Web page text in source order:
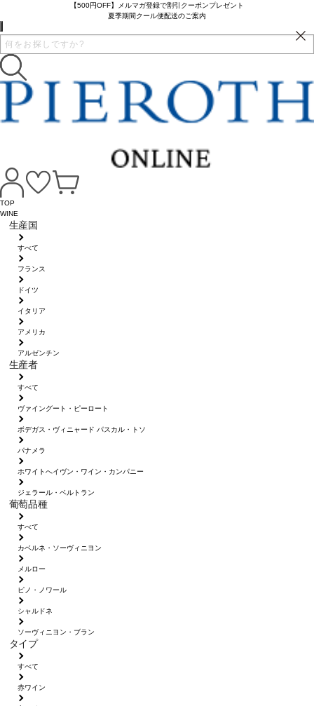
【500円OFF】メルマガ登録で割引クーポンプレゼント
夏季期間クール便配送のご案内
TOP
WINE
生産国
すべて
フランス
ドイツ
イタリア
アメリカ
アルゼンチン
生産者
すべて
ヴァイングート・ピーロート
ボデガス・ヴィニャード パスカル・トソ
パナメラ
ホワイトへイヴン・ワイン・カンパニー
ジェラール・ベルトラン
葡萄品種
すべて
カベルネ・ソーヴィニヨン
メルロー
ピノ・ノワール
シャルドネ
ソーヴィニヨン・ブラン
タイプ
すべて
赤ワイン